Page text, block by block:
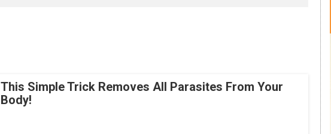
This Simple Trick Removes All Parasites From Your
Body!